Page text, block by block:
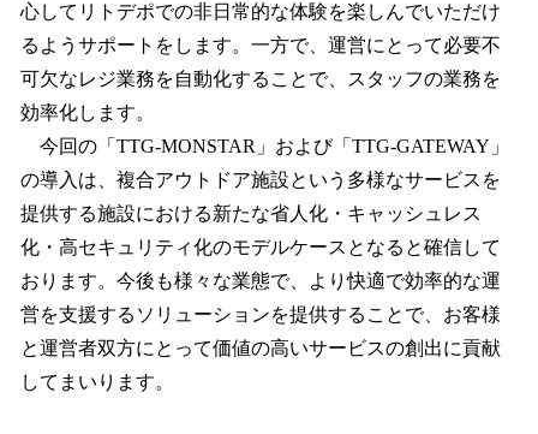
心してリトデポでの非日常的な体験を楽しんでいただけ
るようサポートをします。一方で、運営にとって必要不
可欠なレジ業務を自動化することで、スタッフの業務を
効率化します。
今回の「TTG-MONSTAR」および「TTG-GATEWAY」
の導入は、複合アウトドア施設という多様なサービスを
提供する施設における新たな省人化・キャッシュレス
化・高セキュリティ化のモデルケースとなると確信して
おります。今後も様々な業態で、より快適で効率的な運
営を支援するソリューションを提供することで、お客様
と運営者双方にとって価値の高いサービスの創出に貢献
してまいります。